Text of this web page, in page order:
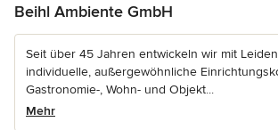
Beihl Ambiente GmbH
Seit über 45 Jahren entwickeln wir mit
individuelle, außergewöhnliche
Gastronomie-, Wohn- und Objekt...
Mehr